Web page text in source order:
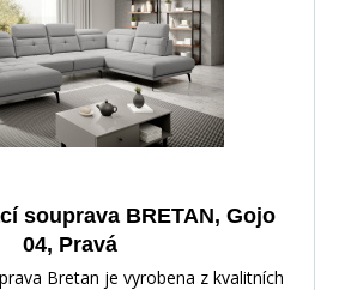
souprava BRETAN, Gojo
04, Pravá
Bretan je vyrobena z kvalitních